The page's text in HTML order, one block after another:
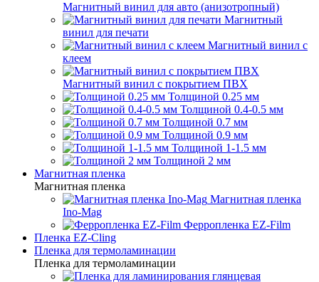
Магнитный винил для авто (анизотропный)
Магнитный
винил для печати
Магнитный винил с
клеем
Магнитный винил с покрытием ПВХ
Толщиной 0.25 мм
Толщиной 0.4-0.5 мм
Толщиной 0.7 мм
Толщиной 0.9 мм
Толщиной 1-1.5 мм
Толщиной 2 мм
Магнитная пленка
Магнитная пленка
Магнитная пленка
Ino-Mag
Ферропленка EZ-Film
Пленка EZ-Cling
Пленка для термоламинации
Пленка для термоламинации